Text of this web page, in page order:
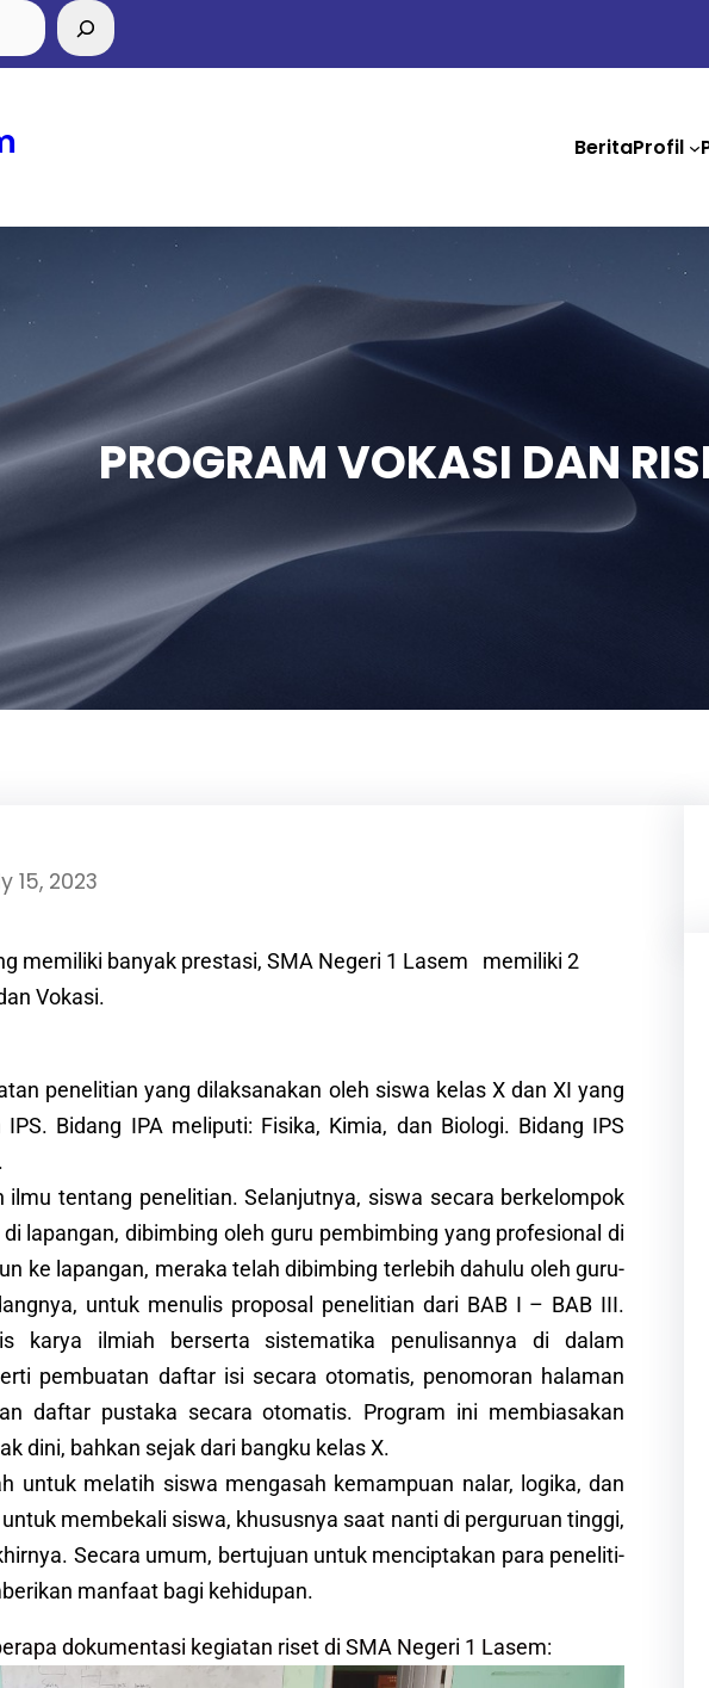
BeritaProfil
PROGRAM VOKASI DAN
15, 2023
memiliki banyak prestasi, SMA Negeri 1 Lasem memiliki 2
Vokasi.
penelitian yang dilaksanakan oleh siswa kelas X dan XI yang
Bidang IPA meliputi: Fisika, Kimia, dan Biologi. Bidang IPS
tentang penelitian. Selanjutnya, siswa secara berkelompok
lapangan, dibimbing oleh guru pembimbing yang profesional di
ke lapangan, meraka telah dibimbing terlebih dahulu oleh guru-
untuk menulis proposal penelitian dari BAB I – BAB III.
karya ilmiah berserta sistematika penulisannya di dalam
pembuatan daftar isi secara otomatis, penomoran halaman
daftar pustaka secara otomatis. Program ini membiasakan
dini, bahkan sejak dari bangku kelas X.
melatih siswa mengasah kemampuan nalar, logika, dan
membekali siswa, khususnya saat nanti di perguruan tinggi,
Secara umum, bertujuan untuk menciptakan para peneliti-
manfaat bagi kehidupan.
dokumentasi kegiatan riset di SMA Negeri 1 Lasem: